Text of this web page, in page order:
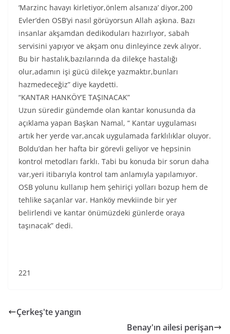
‘Marzinc havayı kirletiyor,önlem alsanıza’ diyor,200
Evler’den OSB’yi nasıl görüyorsun Allah aşkına. Bazı
insanlar akşamdan dedikoduları hazırlıyor, sabah
servisini yapıyor ve akşam onu dinleyince zevk alıyor.
Bu bir hastalık,bazılarında da dilekçe hastalığı
olur,adamın işi gücü dilekçe yazmaktır,bunları
hazmedeceğiz” diye kaydetti.
“KANTAR HANKÖY’E TAŞINACAK”
Uzun süredir gündemde olan kantar konusunda da
açıklama yapan Başkan Namal, “ Kantar uygulaması
artık her yerde var,ancak uygulamada farklılıklar oluyor.
Boldu’dan her hafta bir görevli geliyor ve hepsinin
kontrol metodları farklı. Tabi bu konuda bir sorun daha
var,yeri itibarıyla kontrol tam anlamıyla yapılamıyor.
OSB yolunu kullanıp hem şehiriçi yolları bozup hem de
tehlike saçanlar var. Hanköy mevkiinde bir yer
belirlendi ve kantar önümüzdeki günlerde oraya
taşınacak” dedi.
221
Çerkeş'te yangın
Benay'ın ailesi perişan